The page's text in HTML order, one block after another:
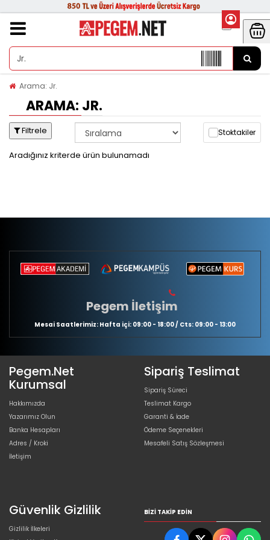
Arama: Jr.
ARAMA: JR.
Filtrele Stoktakiler
Aradığınız kriterde ürün bulunamadı
Pegem İletişim
Mesai Saatlerimiz: Hafta içi: 09:00 - 18:00 / Cts: 09:00 - 13:00
Pegem.Net
Kurumsal
Hakkımızda
Yazarımız Olun
Banka Hesapları
Adres / Kroki
İletişim
Sipariş Teslimat
Sipariş Süreci
Teslimat Kargo
Garanti & İade
Ödeme Seçenekleri
Mesafeli Satış Sözleşmesi
Güvenlik Gizlilik
Gizlilik İlkeleri
BIZI TAKIP EDIN